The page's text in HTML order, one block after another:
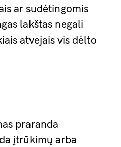
ar sudėtingomis
lakštas negali
atvejais vis dėlto
praranda
įtrūkimų arba